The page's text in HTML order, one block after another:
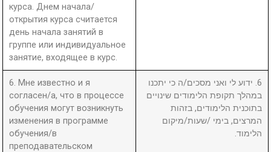
курса. Днем начала/
открытия курса считается
день начала занятий в
группе или индивидуальное
занятие, входящее в курс.
6. Мне известно и я
согласен/а, что в процессе
обучения могут возникнуть
изменения в программе
обучения/в
преподавательском
6. ידוע לי ואני מסכים/ה כי יתכנו
במהלך תקופת הלימודים שינויים
בתוכנית הלימודים, בזהות
המרצים, בימי /שעות/מיקום
הלימוד.